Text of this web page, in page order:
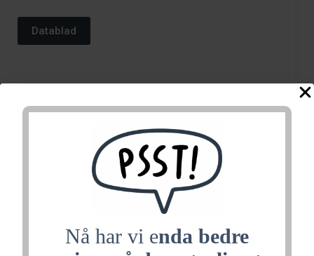
Nå har vi enda bedre
Datablad
1.2Ah NiMH
Kjøp
290180 Kategorier: Nødlys batteri
,Imperled